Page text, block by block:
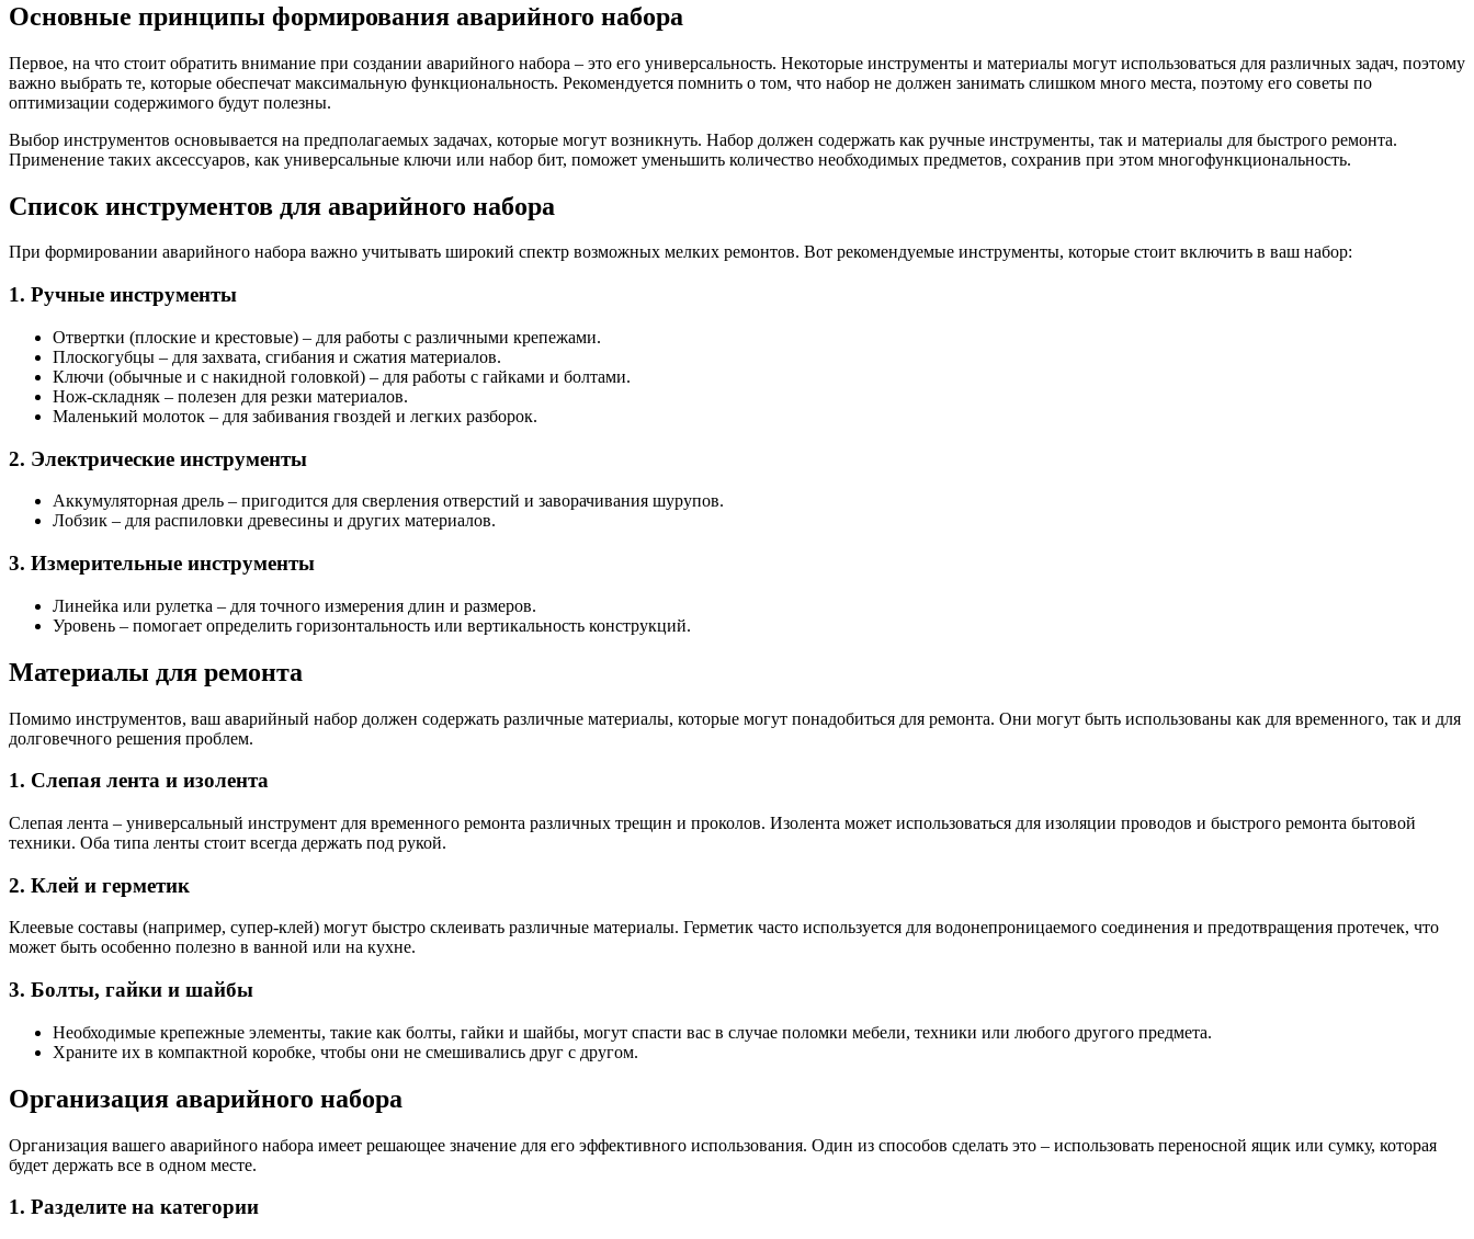
Основные принципы формирования аварийного набора
Первое, на что стоит обратить внимание при создании аварийного набора – это его универсальность. Некоторые инструменты и материалы могут использоваться для различных задач, поэтому
важно выбрать те, которые обеспечат максимальную функциональность. Рекомендуется помнить о том, что набор не должен занимать слишком много места, поэтому его советы по
оптимизации содержимого будут полезны.
Выбор инструментов основывается на предполагаемых задачах, которые могут возникнуть. Набор должен содержать как ручные инструменты, так и материалы для быстрого ремонта.
Применение таких аксессуаров, как универсальные ключи или набор бит, поможет уменьшить количество необходимых предметов, сохранив при этом многофункциональность.
Список инструментов для аварийного набора
При формировании аварийного набора важно учитывать широкий спектр возможных мелких ремонтов. Вот рекомендуемые инструменты, которые стоит включить в ваш набор:
1. Ручные инструменты
Отвертки (плоские и крестовые) – для работы с различными крепежами.
Плоскогубцы – для захвата, сгибания и сжатия материалов.
Ключи (обычные и с накидной головкой) – для работы с гайками и болтами.
Нож-складняк – полезен для резки материалов.
Маленький молоток – для забивания гвоздей и легких разборок.
2. Электрические инструменты
Аккумуляторная дрель – пригодится для сверления отверстий и заворачивания шурупов.
Лобзик – для распиловки древесины и других материалов.
3. Измерительные инструменты
Линейка или рулетка – для точного измерения длин и размеров.
Уровень – помогает определить горизонтальность или вертикальность конструкций.
Материалы для ремонта
Помимо инструментов, ваш аварийный набор должен содержать различные материалы, которые могут понадобиться для ремонта. Они могут быть использованы как для временного, так и для
долговечного решения проблем.
1. Слепая лента и изолента
Слепая лента – универсальный инструмент для временного ремонта различных трещин и проколов. Изолента может использоваться для изоляции проводов и быстрого ремонта бытовой
техники. Оба типа ленты стоит всегда держать под рукой.
2. Клей и герметик
Клеевые составы (например, супер-клей) могут быстро склеивать различные материалы. Герметик часто используется для водонепроницаемого соединения и предотвращения протечек, что
может быть особенно полезно в ванной или на кухне.
3. Болты, гайки и шайбы
Необходимые крепежные элементы, такие как болты, гайки и шайбы, могут спасти вас в случае поломки мебели, техники или любого другого предмета.
Храните их в компактной коробке, чтобы они не смешивались друг с другом.
Организация аварийного набора
Организация вашего аварийного набора имеет решающее значение для его эффективного использования. Один из способов сделать это – использовать переносной ящик или сумку, которая
будет держать все в одном месте.
1. Разделите на категории